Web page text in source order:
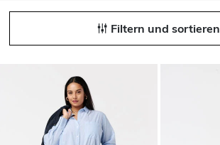
Filtern und sortieren